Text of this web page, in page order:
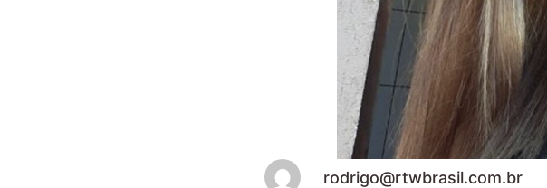
rodrigo@rtwbrasil.com.br